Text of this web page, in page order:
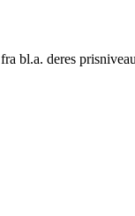
bl.a. deres